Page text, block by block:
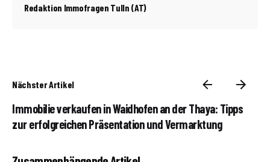
Redaktion Immofragen Tulln (AT)
Nächster Artikel
Immobilie verkaufen in Waidhofen an der Thaya: Tipps
zur erfolgreichen Präsentation und Vermarktung